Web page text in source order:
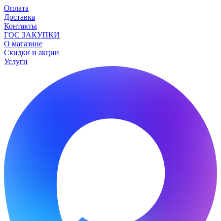
Оплата
Доставка
Контакты
ГОС ЗАКУПКИ
О магазине
Скидки и акции
Услуги